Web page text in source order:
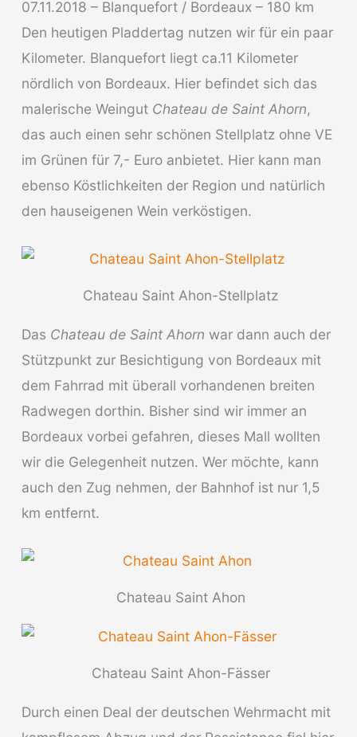
07.11.2018 – Blanquefort / Bordeaux – 180 km
Den heutigen Pladdertag nutzen wir für ein paar
Kilometer. Blanquefort liegt ca.11 Kilometer
nördlich von Bordeaux. Hier befindet sich das
malerische Weingut Chateau de Saint Ahorn,
das auch einen sehr schönen Stellplatz ohne VE
im Grünen für 7,- Euro anbietet. Hier kann man
ebenso Köstlichkeiten der Region und natürlich
den hauseigenen Wein verköstigen.
Chateau Saint Ahon-Stellplatz
Das Chateau de Saint Ahorn war dann auch der
Stützpunkt zur Besichtigung von Bordeaux mit
dem Fahrrad mit überall vorhandenen breiten
Radwegen dorthin. Bisher sind wir immer an
Bordeaux vorbei gefahren, dieses Mall wollten
wir die Gelegenheit nutzen. Wer möchte, kann
auch den Zug nehmen, der Bahnhof ist nur 1,5
km entfernt.
Chateau Saint Ahon
Chateau Saint Ahon-Fässer
Durch einen Deal der deutschen Wehrmacht mit